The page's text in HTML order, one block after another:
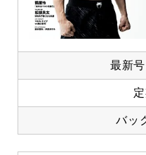
最新
バッ